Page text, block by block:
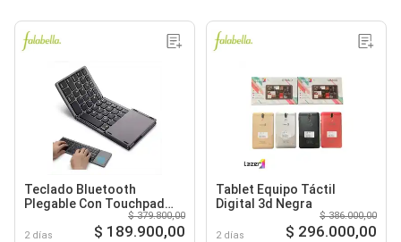
Teclado Bluetooth
Plegable Con Touchpad
Para Tablet Celular
2 días
$ 379.800,00
$ 189.900,00
Tablet Equipo Táctil
Digital 3d Negra
2 días
$ 386.000,00
$ 296.000,00